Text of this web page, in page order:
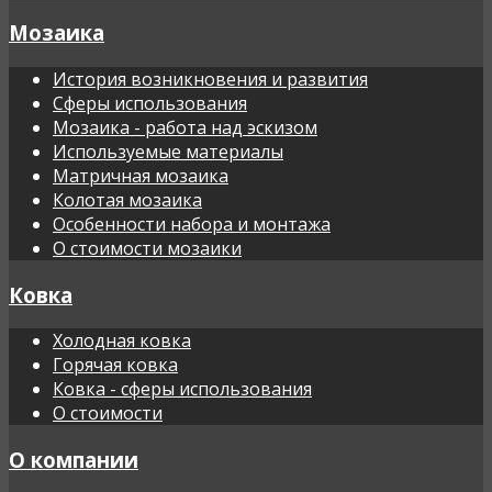
Мозаика
История возникновения и развития
Сферы использования
Мозаика - работа над эскизом
Используемые материалы
Матричная мозаика
Колотая мозаика
Особенности набора и монтажа
О стоимости мозаики
Ковка
Холодная ковка
Горячая ковка
Ковка - сферы использования
О стоимости
О компании